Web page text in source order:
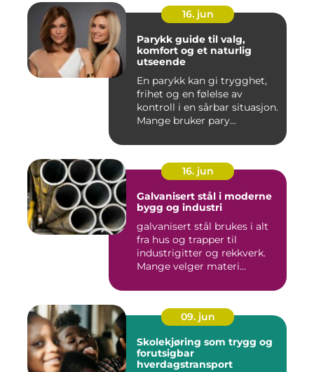
16. jun
Parykk guide til valg,
komfort og et naturlig
utseende
En parykk kan gi trygghet,
frihet og en følelse av
kontroll i en sårbar situasjon.
Mange bruker pary...
16. jun
Galvanisert stål i moderne
bygg og industri
galvanisert stål brukes i alt
fra hus og trapper til
industrigitter og rekkverk.
Mange velger materi...
09. jun
Skolekjøring som trygg og
forutsigbar
hverdagstransport